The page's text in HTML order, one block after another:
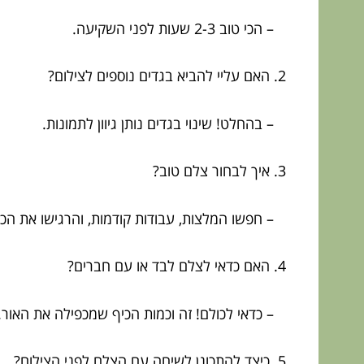
– הכי טוב 2-3 שעות לפני השקיעה.
2. האם עליי להביא בגדים נוספים לצילום?
– בהחלט! שינוי בגדים נותן גיוון לתמונות.
3. איך לבחור צלם טוב?
– חפשו המלצות, עבודות קודמות, והרגישו את
4. האם כדאי לצלם לבד או עם חברים?
– כדאי לכולם! זה וכמות הכיף שמכפילה את